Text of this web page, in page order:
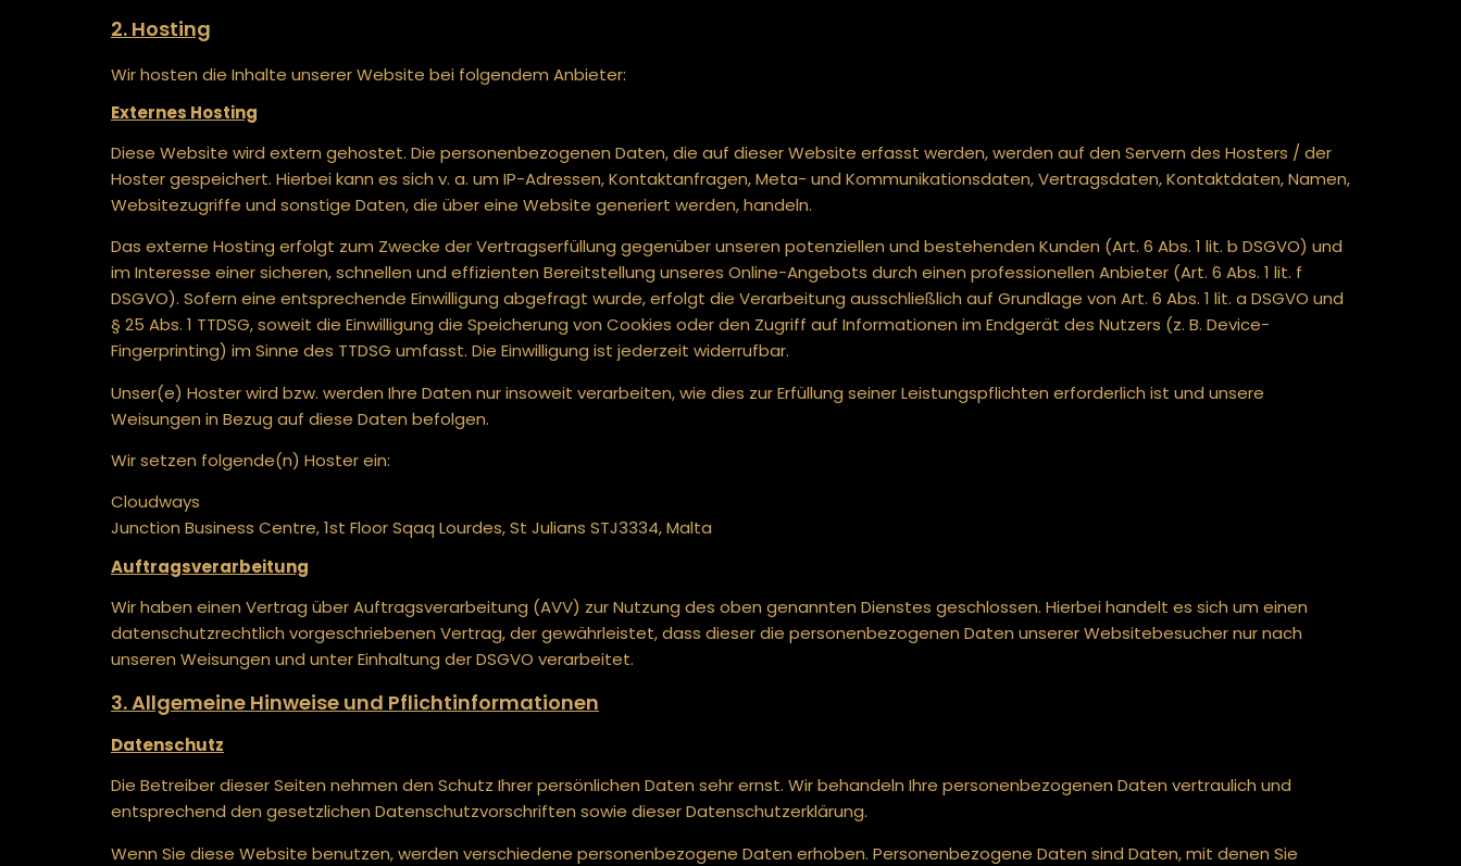
2. Hosting
Wir hosten die Inhalte unserer Website bei folgendem Anbieter:
Externes Hosting
Diese Website wird extern gehostet. Die personenbezogenen Daten, die auf dieser Website erfasst werden, werden auf den Servern des Hosters / der
Hoster gespeichert. Hierbei kann es sich v. a. um IP-Adressen, Kontaktanfragen, Meta- und Kommunikationsdaten, Vertragsdaten, Kontaktdaten, Namen,
Websitezugriffe und sonstige Daten, die über eine Website generiert werden, handeln.
Das externe Hosting erfolgt zum Zwecke der Vertragserfüllung gegenüber unseren potenziellen und bestehenden Kunden (Art. 6 Abs. 1 lit. b DSGVO) und
im Interesse einer sicheren, schnellen und effizienten Bereitstellung unseres Online-Angebots durch einen professionellen Anbieter (Art. 6 Abs. 1 lit. f
DSGVO). Sofern eine entsprechende Einwilligung abgefragt wurde, erfolgt die Verarbeitung ausschließlich auf Grundlage von Art. 6 Abs. 1 lit. a DSGVO und
§ 25 Abs. 1 TTDSG, soweit die Einwilligung die Speicherung von Cookies oder den Zugriff auf Informationen im Endgerät des Nutzers (z. B. Device-
Fingerprinting) im Sinne des TTDSG umfasst. Die Einwilligung ist jederzeit widerrufbar.
Unser(e) Hoster wird bzw. werden Ihre Daten nur insoweit verarbeiten, wie dies zur Erfüllung seiner Leistungspflichten erforderlich ist und unsere
Weisungen in Bezug auf diese Daten befolgen.
Wir setzen folgende(n) Hoster ein:
Cloudways
Junction Business Centre, 1st Floor Sqaq Lourdes, St Julians STJ3334, Malta
Auftragsverarbeitung
Wir haben einen Vertrag über Auftragsverarbeitung (AVV) zur Nutzung des oben genannten Dienstes geschlossen. Hierbei handelt es sich um einen
datenschutzrechtlich vorgeschriebenen Vertrag, der gewährleistet, dass dieser die personenbezogenen Daten unserer Websitebesucher nur nach
unseren Weisungen und unter Einhaltung der DSGVO verarbeitet.
3. Allgemeine Hinweise und Pflicht­informationen
Datenschutz
Die Betreiber dieser Seiten nehmen den Schutz Ihrer persönlichen Daten sehr ernst. Wir behandeln Ihre personenbezogenen Daten vertraulich und
entsprechend den gesetzlichen Datenschutzvorschriften sowie dieser Datenschutzerklärung.
Wenn Sie diese Website benutzen, werden verschiedene personenbezogene Daten erhoben. Personenbezogene Daten sind Daten, mit denen Sie